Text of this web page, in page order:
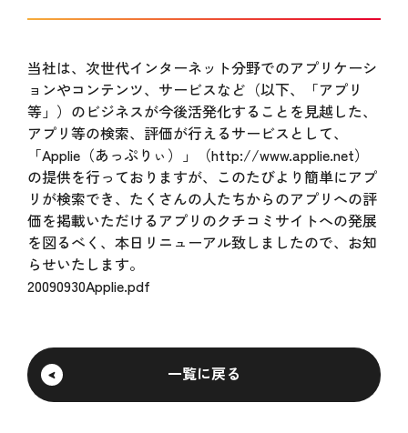
当社は、次世代インターネット分野でのアプリケーシ
ョンやコンテンツ、サービスなど（以下、「アプリ
等」）のビジネスが今後活発化することを見越した、
アプリ等の検索、評価が行えるサービスとして、
「Applie（あっぷりぃ）」（http://www.applie.net）
の提供を行っておりますが、このたびより簡単にアプ
リが検索でき、たくさんの人たちからのアプリへの評
価を掲載いただけるアプリのクチコミサイトへの発展
を図るべく、本日リニューアル致しましたので、お知
らせいたします。
20090930Applie.pdf
一覧に戻る